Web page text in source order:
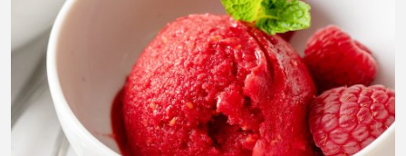
Il gruppo
Ricette
Storie